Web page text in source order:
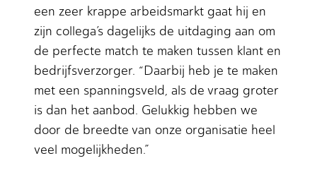
een zeer krappe arbeidsmarkt gaat hij en
zijn collega’s dagelijks de uitdaging aan om
de perfecte match te maken tussen klant en
bedrijfsverzorger. “Daarbij heb je te maken
met een spanningsveld, als de vraag groter
is dan het aanbod. Gelukkig hebben we
door de breedte van onze organisatie heel
veel mogelijkheden.”